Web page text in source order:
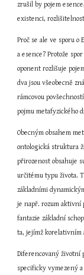
zrušil by pojem
existenci,
Proč se ale ve sporu o
a esence? Protože
oponent rozlišuje
dva jsou všeobecně
rámcovou
pojmu metafyzického
Obecným obsahem
ontologická struktura
přirozenost obsahuje
určitému typu života.
základními
je např. rozum aktivní
fantazie základní
ta, jejímž korelativním
Diferencovaný životní
specificky vymezený